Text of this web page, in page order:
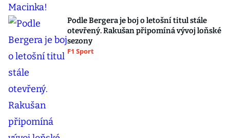
Podle Bergera je boj o letošní titul stále
otevřený. Rakušan připomíná vývoj loňské
sezony
F1 Sport